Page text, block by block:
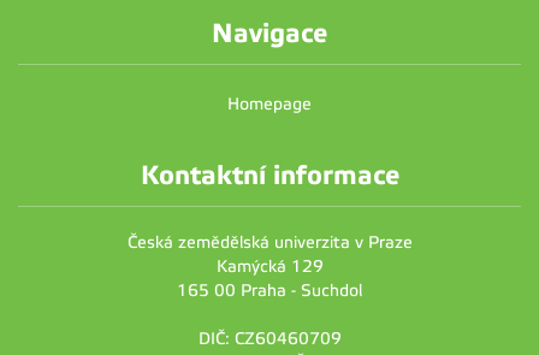
Navigace
Homepage
Kontaktní informace
Česká zemědělská univerzita v Praze
Kamýcká 129
165 00 Praha - Suchdol
DIČ: CZ60460709